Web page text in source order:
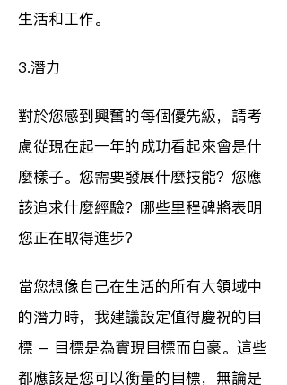
生活和工作。
3.潛力
對於您感到興奮的每個優先級，請考
慮從現在起一年的成功看起來會是什
麼樣子。您需要發展什麼技能？您應
該追求什麼經驗？哪些里程碑將表明
您正在取得進步？
當您想像自己在生活的所有大領域中
的潛力時，我建議設定值得慶祝的目
標 - 目標是為實現目標而自豪。這些
都應該是您可以衡量的目標，無論是